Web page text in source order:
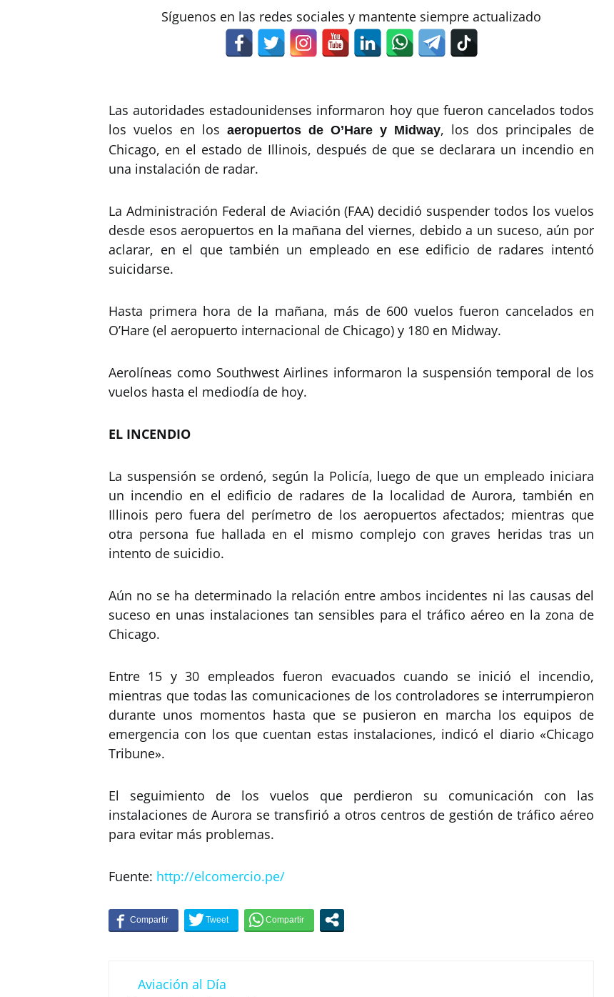
Síguenos en las redes sociales y mantente siempre actualizado
Las autoridades estadounidenses informaron hoy que fueron cancelados todos
los vuelos en los aeropuertos de O’Hare y Midway, los dos principales de
Chicago, en el estado de Illinois, después de que se declarara un incendio en
una instalación de radar.
La Administración Federal de Aviación (FAA) decidió suspender todos los vuelos
desde esos aeropuertos en la mañana del viernes, debido a un suceso, aún por
aclarar, en el que también un empleado en ese edificio de radares intentó
suicidarse.
Hasta primera hora de la mañana, más de 600 vuelos fueron cancelados en
O’Hare (el aeropuerto internacional de Chicago) y 180 en Midway.
Aerolíneas como Southwest Airlines informaron la suspensión temporal de los
vuelos hasta el mediodía de hoy.
EL INCENDIO
La suspensión se ordenó, según la Policía, luego de que un empleado iniciara
un incendio en el edificio de radares de la localidad de Aurora, también en
Illinois pero fuera del perímetro de los aeropuertos afectados; mientras que
otra persona fue hallada en el mismo complejo con graves heridas tras un
intento de suicidio.
Aún no se ha determinado la relación entre ambos incidentes ni las causas del
suceso en unas instalaciones tan sensibles para el tráfico aéreo en la zona de
Chicago.
Entre 15 y 30 empleados fueron evacuados cuando se inició el incendio,
mientras que todas las comunicaciones de los controladores se interrumpieron
durante unos momentos hasta que se pusieron en marcha los equipos de
emergencia con los que cuentan estas instalaciones, indicó el diario «Chicago
Tribune».
El seguimiento de los vuelos que perdieron su comunicación con las
instalaciones de Aurora se transfirió a otros centros de gestión de tráfico aéreo
para evitar más problemas.
Fuente: http://elcomercio.pe/
Aviación al Día